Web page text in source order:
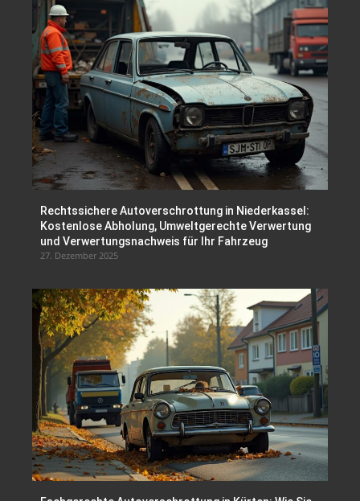
Rechtssichere Autoverschrottung in Niederkassel:
Kostenlose Abholung, Umweltgerechte Verwertung
und Verwertungsnachweis für Ihr Fahrzeug
27. Dezember 2025